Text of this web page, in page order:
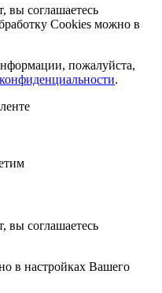
вы соглашаетесь
Cookies можно в
пожалуйста,
.
вы соглашаетесь
в настройках Вашего